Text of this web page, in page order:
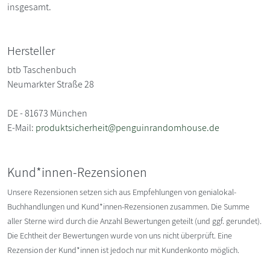
insgesamt.
Hersteller
btb Taschenbuch
Neumarkter Straße 28
DE - 81673 München
E-Mail: produktsicherheit@penguinrandomhouse.de
Kund*innen-Rezensionen
Unsere Rezensionen setzen sich aus Empfehlungen von genialokal-
Buchhandlungen und Kund*innen-Rezensionen zusammen. Die Summe
aller Sterne wird durch die Anzahl Bewertungen geteilt (und ggf. gerundet).
Die Echtheit der Bewertungen wurde von uns nicht überprüft. Eine
Rezension der Kund*innen ist jedoch nur mit Kundenkonto möglich.